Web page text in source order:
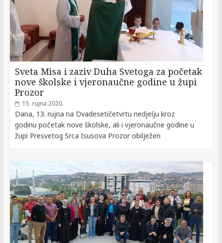
Sveta Misa i zaziv Duha Svetoga za početak
nove školske i vjeronaučne godine u župi
Prozor
15. rujna 2020.
Dana, 13. rujna na Dvadesetičetvrtu nedjelju kroz
godinu početak nove školske, ali i vjeronaučne godine u
župi Presvetog Srca Isusova Prozor obilježen